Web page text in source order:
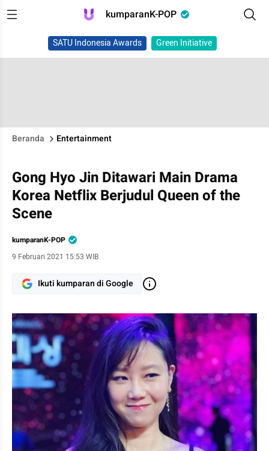
kumparanK-POP
SATU Indonesia Awards Green Initiative
Beranda Entertainment
Gong Hyo Jin Ditawari Main Drama
Korea Netflix Berjudul Queen of the
Scene
kumparanK-POP
9 Februari 2021 15:53 WIB
Ikuti kumparan di Google